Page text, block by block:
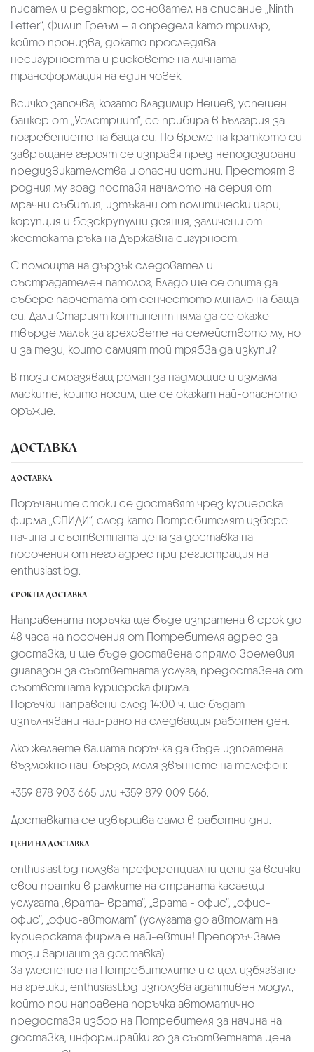
писател и редактор, основател на списание „Ninth
Letter“, Филип Греъм – я определя като трилър,
който пронизва, докато проследява
несигурността и рисковете на личната
трансформация на един човек.
Всичко започва, когато Владимир Нешев, успешен
банкер от „Уолстрийт“, се прибира в България за
погребението на баща си. По време на краткото си
завръщане героят се изправя пред неподозирани
предизвикателства и опасни истини. Престоят в
родния му град поставя началото на серия от
мрачни събития, изтъкани от политически игри,
корупция и безскрупулни деяния, заличени от
жестоката ръка на Държавна сигурност.
С помощта на дързък следовател и
състрадателен патолог, Владо ще се опита да
събере парчетата от сенчестото минало на баща
си. Дали Старият континент няма да се окаже
твърде малък за греховете на семейството му, но
и за тези, които самият той трябва да изкупи?
В този смразяващ роман за надмощие и измама
маските, които носим, ще се окажат най-опасното
оръжие.
ДОСТАВКА
ДОСТАВКА
Поръчаните стоки се доставят чрез куриерскa
фирмa „СПИДИ“, след като Потребителят избере
начина и съответната цена за доставка на
посочения от него адрес при регистрация на
enthusiast.bg.
СРОК НА ДОСТАВКА
Направената поръчка ще бъде изпратена в срок до
48 часа на посочения от Потребителя адрес за
доставка, и ще бъде доставена спрямо времевия
диапазон за съответната услуга, предоставена от
съответната куриерска фирма.
Поръчки направени след 14:00 ч. ще бъдат
изпълнявани най-рано на следващия работен ден.
Ако желаете вашата поръчка да бъде изпратена
възможно най-бързо, моля звъннете на телефон:
+359 878 903 665 или +359 879 009 566.
Доставката се извършва само в работни дни.
ЦЕНИ НА ДОСТАВКА
enthusiast.bg ползва преференциални цени за всички
свои пратки в рамките на страната касаещи
услугата „врата- врата“, „врата - офис“, „oфис-
офис“, „офис-автомат“ (услугата до автомат на
куриерската фирма е най-евтин! Препоръчваме
този вариант за доставка)
За улеснение на Потребителите и с цел избягване
на грешки, enthusiast.bg използва адаптивен модул,
който при направена поръчка автоматично
предоставя избор на Потребителя за начина на
доставка, информирайки го за съответната цена